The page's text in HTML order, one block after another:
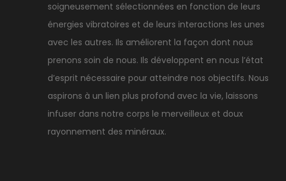
soigneusement sélectionnées en fonction de leurs
énergies vibratoires et de leurs interactions les unes
avec les autres. Ils améliorent la façon dont nous
prenons soin de nous. Ils développent en nous l’état
d’esprit nécessaire pour atteindre nos objectifs. Nous
aspirons à un lien plus profond avec la vie, laissons
infuser dans notre corps le merveilleux et doux
rayonnement des minéraux.